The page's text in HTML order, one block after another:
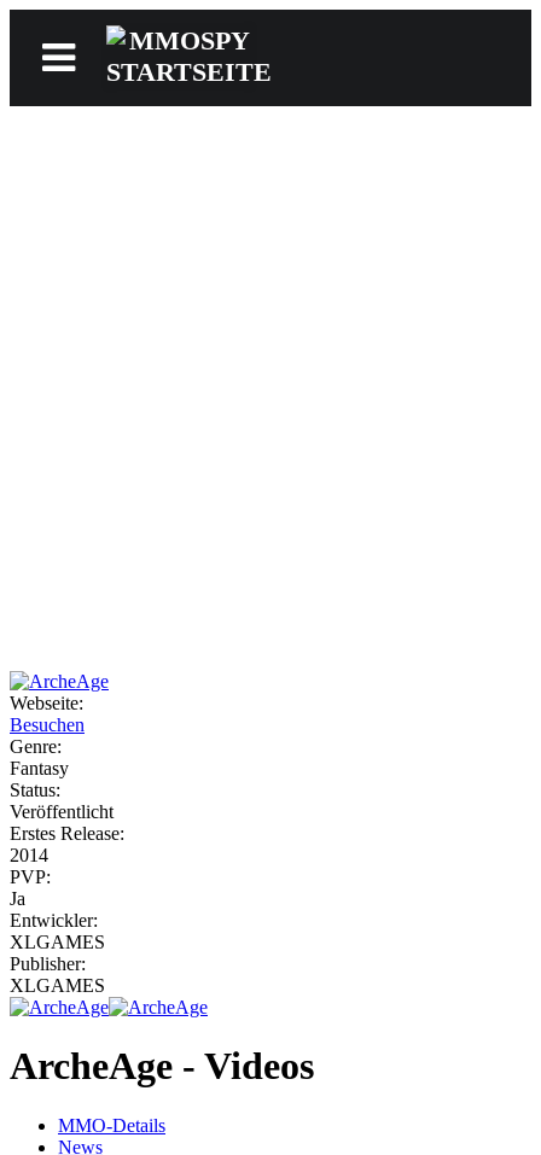
Webseite:
Besuchen
Genre:
Fantasy
Status:
Veröffentlicht
Erstes Release:
2014
PVP:
Ja
Entwickler:
XLGAMES
Publisher:
XLGAMES
ArcheAge - Videos
MMO-Details
News